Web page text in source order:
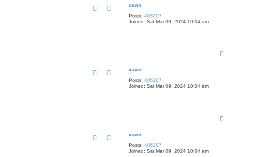
xawn
Posts: 405207
Joined: Sat Mar 09, 2024 10:04 am
xawn
Posts: 405207
Joined: Sat Mar 09, 2024 10:04 am
xawn
Posts: 405207
Joined: Sat Mar 09, 2024 10:04 am